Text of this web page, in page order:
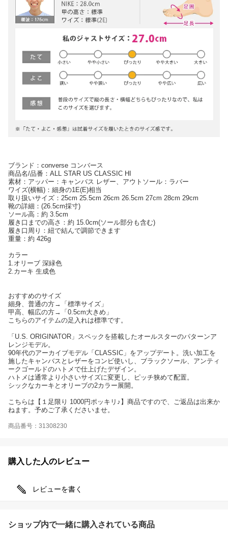
ブランド：converse コンバース
商品名/品番：ALL STAR US CLASSIC HI
素材：アッパー：キャンバス レザー、アウトソール：ラバー
ワイズ(横幅)：細身の1E(E)相当
取り扱いサイズ：25cm 25.5cm 26cm 26.5cm 27cm 28cm 29cm
靴の詳細：(26.5cm採寸)
ソール高：約 3.5cm
履き口までの高さ：約 15.0cm(ソール部分も含む)
履き口周り：紐で結んで調節できます
重量：約 426g
カラー
1.オリーブ 深緑色
2.カーキ 生成色
おすすめのサイズ
細身、普通の方→「標準サイズ」
甲高、幅広の方→「0.5cm大きめ」
こちらのアイテムの足入れは標準です。
「U.S. ORIGINATOR」スペックを搭載したオールスターのパターンア
レンジモデル。
90年代のアーカイブモデル「CLASSIC」をアップデート。洗い加工を
施したキャンバスとレザーをコンビ使いし、ブラックソール、アンティ
ークゴールドのハトメで仕上げたデザイン。
ハトメは通常より小さいサイズに変更し、ピッチ狭めて配置。
シックなカーキとオリーブの2カラー展開。
こちらは【１足限り 1000円ポッキリ♪】商品ですので、ご返品は出来か
ねます。予めご了承くださいませ。
商品番号：31308230
購入した人のレビュー
レビューを書く
ショップ内で一緒に購入されている商品